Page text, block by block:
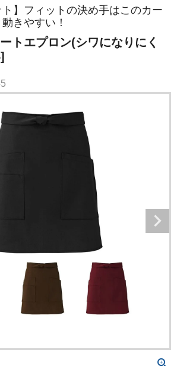
ト】フィットの決め手はこのカー
きやすい！
トエプロン(シワになりにく